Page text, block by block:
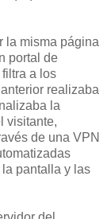
la misma página
portal de
a los
realizaba
la
visitante,
de una VPN
pantalla y las